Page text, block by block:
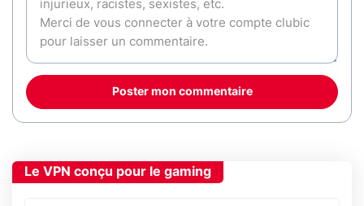
Poster mon commentaire
Le VPN conçu pour le gaming